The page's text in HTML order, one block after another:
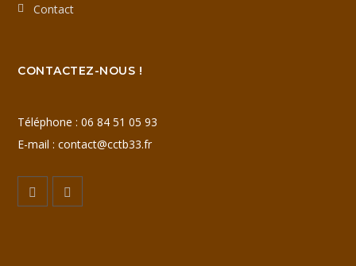
Contact
CONTACTEZ-NOUS !
Téléphone : 06 84 51 05 93
E-mail : contact@cctb33.fr